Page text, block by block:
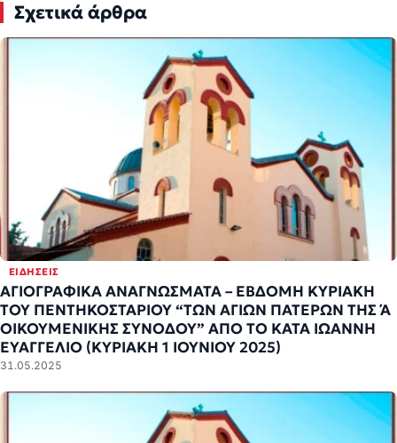
Σχετικά άρθρα
ΕΙΔΉΣΕΙΣ
ΑΓΙΟΓΡΑΦΙΚΑ ΑΝΑΓΝΩΣΜΑΤΑ – ΕΒΔΟΜΗ ΚΥΡΙΑΚΗ
ΤΟΥ ΠΕΝΤΗΚΟΣΤΑΡΙΟΥ “ΤΩΝ ΑΓΙΩΝ ΠΑΤΕΡΩΝ ΤΗΣ Ά
ΟΙΚΟΥΜΕΝΙΚΗΣ ΣΥΝΟΔΟΥ” ΑΠΟ ΤΟ ΚΑΤΑ ΙΩΑΝΝΗ
ΕΥΑΓΓΕΛΙΟ (ΚΥΡΙΑΚΗ 1 ΙΟΥΝΙΟΥ 2025)
31.05.2025